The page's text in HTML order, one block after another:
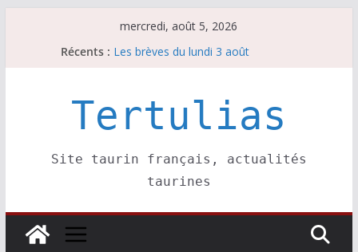
mercredi, août 5, 2026
Récents :
La Sokamuturra de Pasai Donibane
Les brèves du lundi 3 août
Les brèves du mardi 4 août
Tertulias
Site taurin français, actualités
taurines